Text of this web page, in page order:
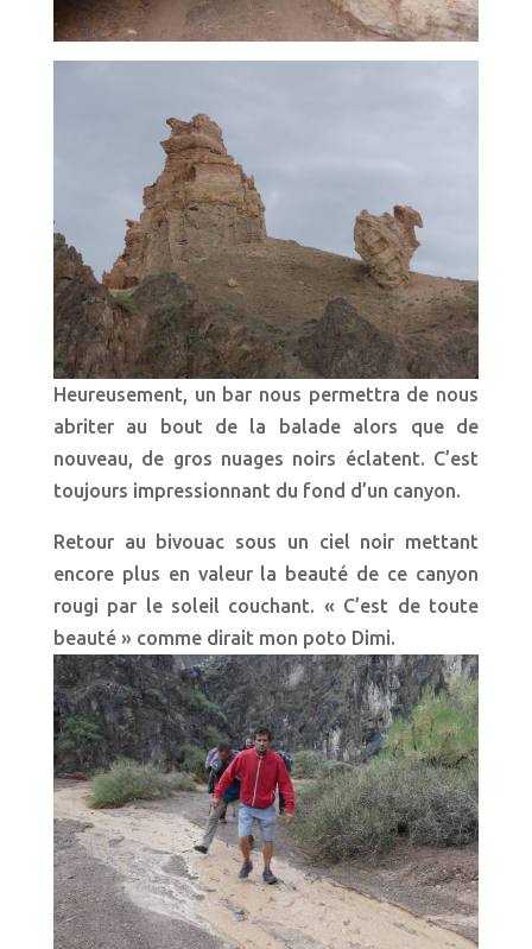
Heureusement, un bar nous permettra de nous
abriter au bout de la balade alors que de
nouveau, de gros nuages noirs éclatent. C’est
toujours impressionnant du fond d’un canyon.
Retour au bivouac sous un ciel noir mettant
encore plus en valeur la beauté de ce canyon
rougi par le soleil couchant. « C’est de toute
beauté » comme dirait mon poto Dimi.